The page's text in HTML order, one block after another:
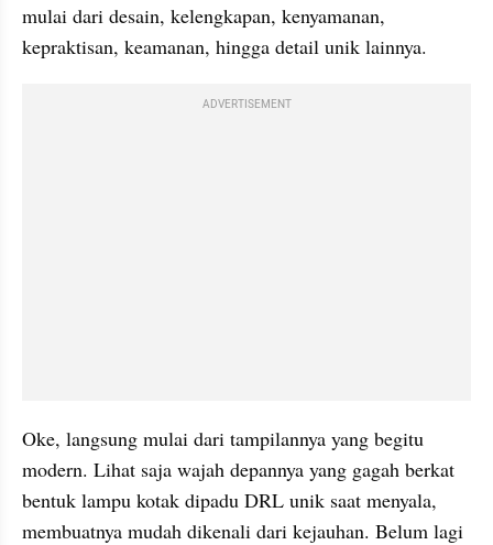
mulai dari desain, kelengkapan, kenyamanan,
kepraktisan, keamanan, hingga detail unik lainnya.
ADVERTISEMENT
Oke, langsung mulai dari tampilannya yang begitu
modern. Lihat saja wajah depannya yang gagah berkat
bentuk lampu kotak dipadu DRL unik saat menyala,
membuatnya mudah dikenali dari kejauhan. Belum lagi